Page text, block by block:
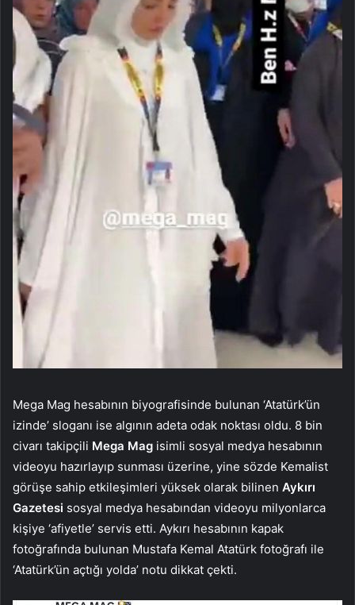
Mega Mag hesabının biyografisinde bulunan ‘Atatürk’ün
izinde’ sloganı ise algının adeta odak noktası oldu. 8 bin
civarı takipçili Mega Mag isimli sosyal medya hesabının
videoyu hazırlayıp sunması üzerine, yine sözde Kemalist
görüşe sahip etkileşimleri yüksek olarak bilinen Aykırı
Gazetesi sosyal medya hesabından videoyu milyonlarca
kişiye ‘afiyetle’ servis etti. Aykırı hesabının kapak
fotoğrafında bulunan Mustafa Kemal Atatürk fotoğrafı ile
‘Atatürk’ün açtığı yolda’ notu dikkat çekti.